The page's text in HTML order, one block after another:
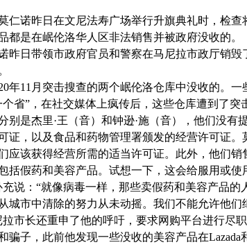
仁诺昨日在文尼法寿广场举行升旗典礼时，检查
都是在岷伦洛华人区非法销售并被政府没收的。
昨日带领市政府官员和警察在马尼拉市政厅销毁
年11月突击搜查的两个岷伦洛仓库中没收的。
省”，在社交媒体上疯传后，这些仓库遭到了突
别是杰里·王（音）和钟逊·施（音），他们没有
证，以及食品和药物管理署颁发的经营许可证。
应该获得经营所需的适当许可证。此外，他们销
括假药和美容产品。试想一下，这会给服用或使
充说：“就像病毒一样，那些卖假药和美容产品的
城市中清除的努力从未动摇。我们不能允许他们
市长还重申了他的呼吁，要求网购平台进行尽
骗子，此前他发现一些没收的美容产品在Lazada